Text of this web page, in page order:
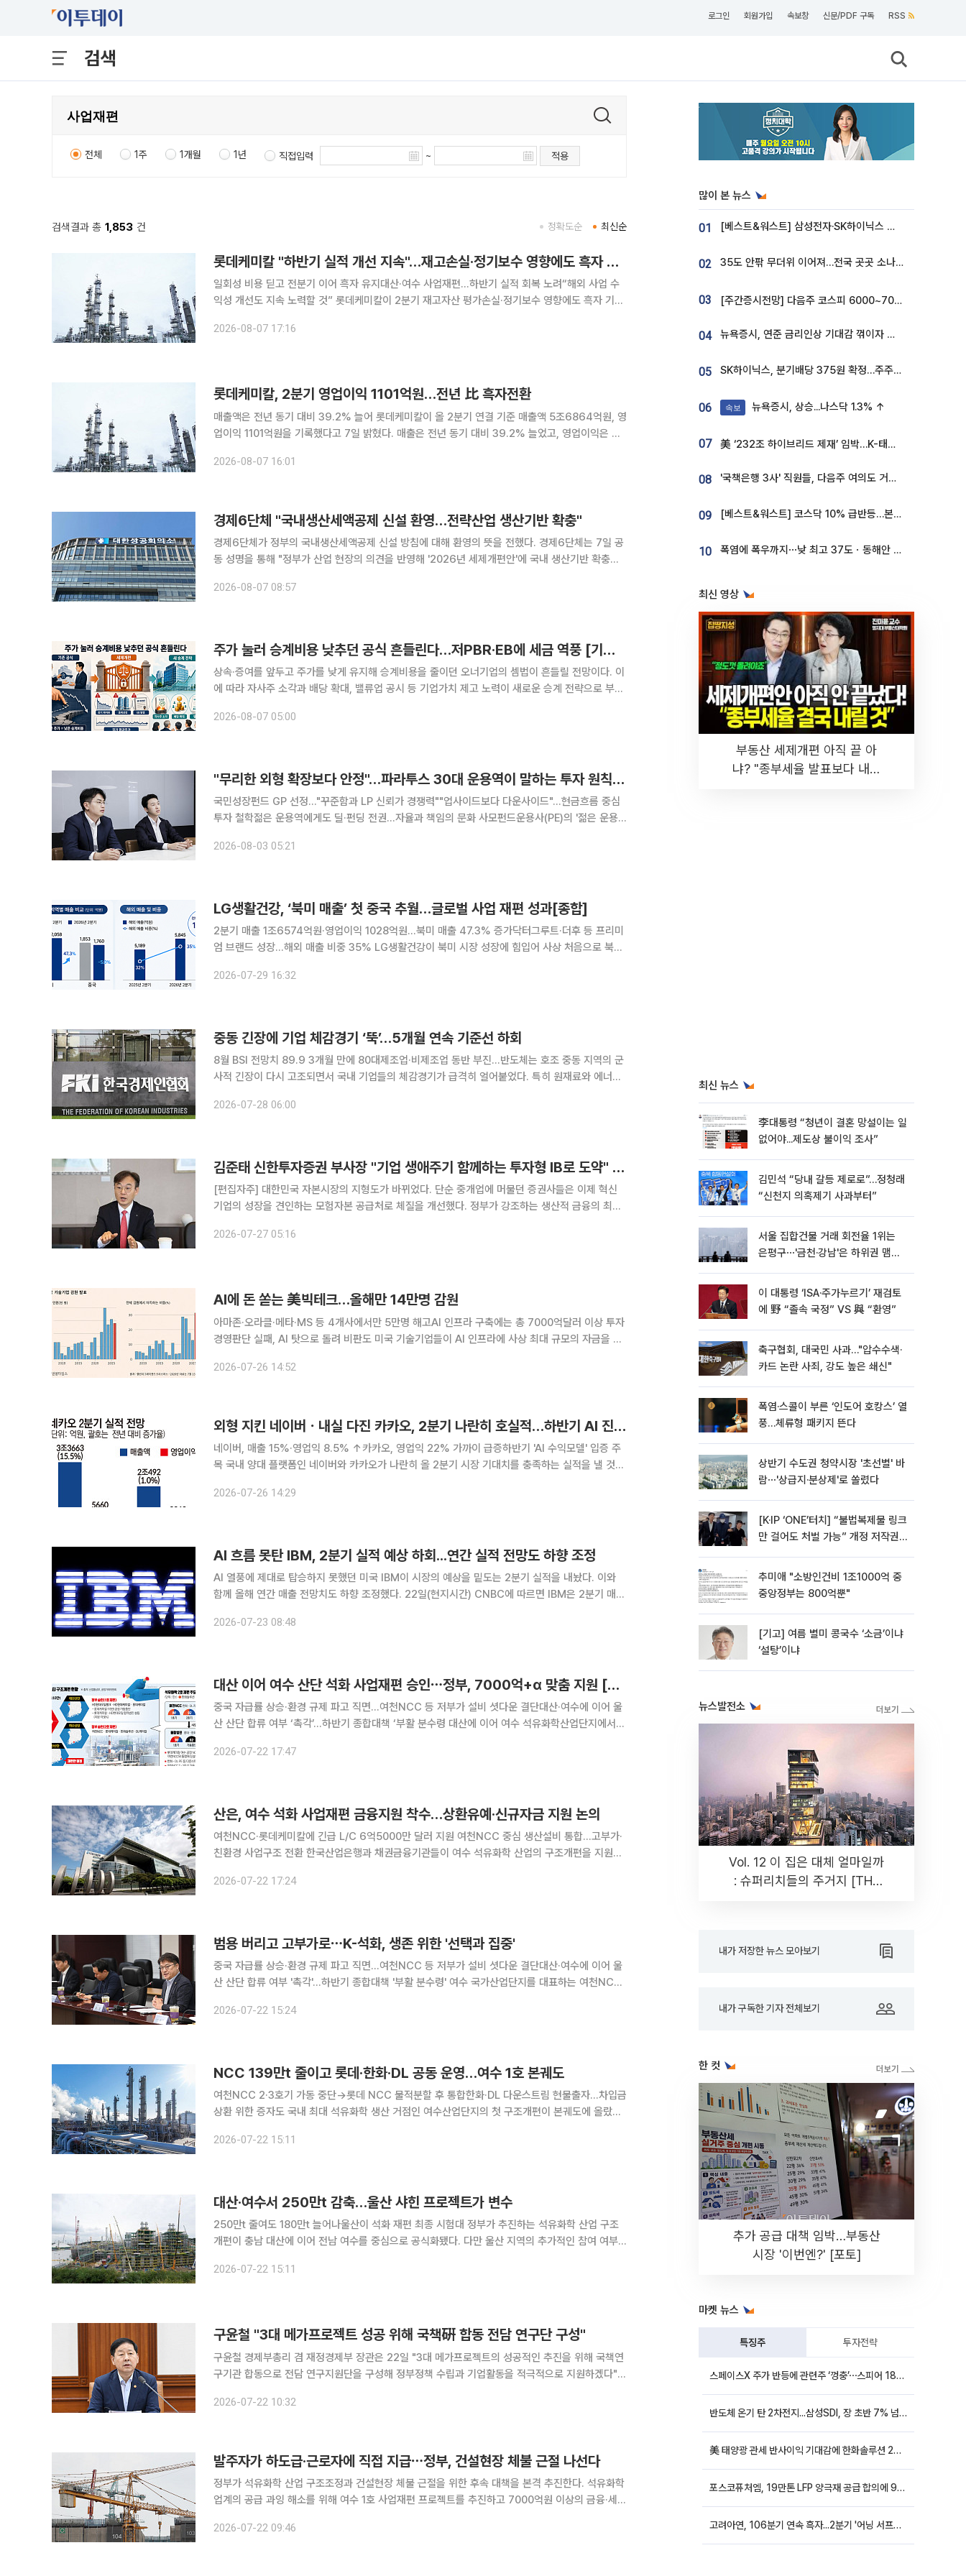
로그인 회원가입 속보창 신문/PDF 구독 RSS
검색
전체 1주 1개월 1년 직접입력 ~ 적용
검색결과 총 1,853 건 최신순
정확도순
롯데케미칼 "하반기 실적 개선 지속"…재고손실·정기보수 영향에도 흑자 유지
일회성 비용 딛고 전분기 이어 흑자 유지대산·여수 사업재편…하반기 실적 회복 노려“해외 사업 수
익성 개선도 지속 노력할 것” 롯데케미칼이 2분기 재고자산 평가손실·정기보수 영향에도 흑자 기조
도를 낼 방침이다. 7일 롯데케미칼은 올 2분기 연결 기준 매출 5
2026-08-07 17:16
롯데케미칼, 2분기 영업이익 1101억원…전년 比 흑자전환
매출액은 전년 동기 대비 39.2% 늘어 롯데케미칼이 올 2분기 연결 기준 매출액 5조6864억원, 영
업이익 1101억원을 기록했다고 7일 밝혔다. 매출은 전년 동기 대비 39.2% 늘었고, 영업이익은 흑
이슈로 인한 글로벌 공급망 불확실성이 지속됐음에도
2026-08-07 16:01
경제6단체 "국내생산세액공제 신설 환영…전략산업 생산기반 확충"
경제6단체가 정부의 국내생산세액공제 신설 방침에 대해 환영의 뜻을 전했다. 경제6단체는 7일 공
동 성명을 통해 "정부가 산업 현장의 의견을 반영해 '2026년 세제개편안'에 국내 생산기반 확충을
생산기반을 자국에 유치하기 위해 경쟁하는 상황에서 세제지원 범위를
2026-08-07 08:57
주가 눌러 승계비용 낮추던 공식 흔들린다…저PBR·EB에 세금 역풍 [기업승계 대전환]
상속·증여를 앞두고 주가를 낮게 유지해 승계비용을 줄이던 오너기업의 셈법이 흔들릴 전망이다. 이
에 따라 자사주 소각과 배당 확대, 밸류업 공시 등 기업가치 제고 노력이 새로운 승계 전략으로 부상
과 중복상장·교환사채(EB) 발행 후 주가가 급락한 기업의 상장주
2026-08-07 05:00
"무리한 외형 확장보다 안정"…파라투스 30대 운용역이 말하는 투자 원칙 [PE의 젊은 피]
국민성장펀드 GP 선정…"꾸준함과 LP 신뢰가 경쟁력""업사이드보다 다운사이드"…현금흐름 중심
투자 철학젊은 운용역에게도 딜·펀딩 전권…자율과 책임의 문화 사모펀드운용사(PE)의 '젊은 운용
주도하는 사례가 늘고 있다. 최근 국민성장펀드 위탁운용사(GP)
2026-08-03 05:21
LG생활건강, ‘북미 매출’ 첫 중국 추월…글로벌 사업 재편 성과[종합]
2분기 매출 1조6574억원·영업이익 1028억원…북미 매출 47.3% 증가닥터그루트·더후 등 프리미
엄 브랜드 성장…해외 매출 비중 35% LG생활건강이 북미 시장 성장에 힘입어 사상 처음으로 북미
2026-07-29 16:32
중동 긴장에 기업 체감경기 ‘뚝’…5개월 연속 기준선 하회
8월 BSI 전망치 89.9 3개월 만에 80대제조업·비제조업 동반 부진…반도체는 호조 중동 지역의 군
사적 긴장이 다시 고조되면서 국내 기업들의 체감경기가 급격히 얼어붙었다. 특히 원재료와 에너지
2026-07-28 06:00
김준태 신한투자증권 부사장 "기업 생애주기 함께하는 투자형 IB로 도약" [커버리지, 기업을 잡는 손]⑨
[편집자주] 대한민국 자본시장의 지형도가 바뀌었다. 단순 중개업에 머물던 증권사들은 이제 혁신
기업의 성장을 견인하는 모험자본 공급처로 체질을 개선했다. 정부가 강조하는 생산적 금융의 최전
잡는 손' 기획을 통해 주요 증권사들의 IB 수장들을 만나, IB 강
2026-07-27 05:16
AI에 돈 쏟는 美빅테크…올해만 14만명 감원
아마존·오라클·메타·MS 등 4개사에서만 5만명 해고AI 인프라 구축에는 총 7000억달러 이상 투자
경영판단 실패, AI 탓으로 돌려 비판도 미국 기술기업들이 AI 인프라에 사상 최대 규모의 자금을 투
는 기대와 달리 빅테크가 인건비를 줄여 데이터센터 투자
2026-07-26 14:52
외형 지킨 네이버ㆍ내실 다진 카카오, 2분기 나란히 호실적…하반기 AI 진검승부
네이버, 매출 15%·영업익 8.5% ↑카카오, 영업익 22% 가까이 급증하반기 'AI 수익모델' 입증 주
목 국내 양대 플랫폼인 네이버와 카카오가 나란히 올 2분기 시장 기대치를 충족하는 실적을 낼 것으
카카오는 비용 효율화로 이익 체력을 다지며 나란히 역대급
2026-07-26 14:29
AI 흐름 못탄 IBM, 2분기 실적 예상 하회...연간 실적 전망도 하향 조정
AI 열풍에 제대로 탑승하지 못했던 미국 IBM이 시장의 예상을 밑도는 2분기 실적을 내놨다. 이와
함께 올해 연간 매출 전망치도 하향 조정했다. 22일(현지시간) CNBC에 따르면 IBM은 2분기 매출
LSEG가 집계한 시장전망치 175억8000만 달러를 밑
2026-07-23 08:48
대산 이어 여수 산단 석화 사업재편 승인⋯정부, 7000억+α 맞춤 지원 [종합]
중국 자급률 상승·환경 규제 파고 직면…여천NCC 등 저부가 설비 셧다운 결단대산·여수에 이어 울
산 산단 합류 여부 ‘촉각’…하반기 종합대책 ‘부활 분수령 대산에 이어 여수 석유화학산업단지에서도
원 규모의 자구안을 시행하고, 정부도 7000억원이 넘는 지원에 나
2026-07-22 17:47
산은, 여수 석화 사업재편 금융지원 착수…상환유예·신규자금 지원 논의
여천NCC·롯데케미칼에 긴급 L/C 6억5000만 달러 지원 여천NCC 중심 생산설비 통합…고부가·
친환경 사업구조 전환 한국산업은행과 채권금융기관들이 여수 석유화학 산업의 구조개편을 지원하
록 여천NCC와 롯데케미칼에 총 6억5000만 달러 규모의 긴급 수입신용장
2026-07-22 17:24
범용 버리고 고부가로⋯K-석화, 생존 위한 '선택과 집중'
중국 자급률 상승·환경 규제 파고 직면…여천NCC 등 저부가 설비 셧다운 결단대산·여수에 이어 울
산 산단 합류 여부 '촉각'…하반기 종합대책 '부활 분수령' 여수 국가산업단지를 대표하는 여천NCC·
편’은 벼랑 끝에 내몰린 한국 석화 산업의 생존을 위한 절박한
2026-07-22 15:24
NCC 139만t 줄이고 롯데·한화·DL 공동 운영…여수 1호 본궤도
여천NCC 2·3호기 가동 중단→롯데 NCC 물적분할 후 통합한화·DL 다운스트림 현물출자…차입금
상환 위한 증자도 국내 최대 석유화학 생산 거점인 여수산업단지의 첫 구조개편이 본궤도에 올랐다.
화솔루션과 DL케미칼은 다운스트림 사업을 현물출자해 3사가 균등
2026-07-22 15:11
대산·여수서 250만t 감축…울산 샤힌 프로젝트가 변수
250만t 줄여도 180만t 늘어나울산이 석화 재편 최종 시험대 정부가 추진하는 석유화학 산업 구조
개편이 충남 대산에 이어 전남 여수를 중심으로 공식화됐다. 다만 울산 지역의 추가적인 참여 여부
을 중심으로 추진되는 ‘여수 1호’ 사업재편을 승인했다. 앞
2026-07-22 15:11
구윤철 "3대 메가프로젝트 성공 위해 국책硏 합동 전담 연구단 구성"
구윤철 경제부총리 겸 재정경제부 장관은 22일 "3대 메가프로젝트의 성공적인 추진을 위해 국책연
구기관 합동으로 전담 연구지원단을 구성해 정부정책 수립과 기업활동을 적극적으로 지원하겠다"고
2026-07-22 10:32
발주자가 하도급·근로자에 직접 지급⋯정부, 건설현장 체불 근절 나선다
정부가 석유화학 산업 구조조정과 건설현장 체불 근절을 위한 후속 대책을 본격 추진한다. 석유화학
업계의 공급 과잉 해소를 위해 여수 1호 사업재편 프로젝트를 추진하고 7000억원 이상의 금융·세제
차세대 전자대금지급시스템을 구축하기로 했다. 또 3대 메가프로젝트를
2026-07-22 09:46
많이 본 뉴스
01 [베스트&워스트] 삼성전자·SK하이닉스 밀린 한 주…상상인증권은 85% 급등
02 35도 안팎 무더위 이어져…전국 곳곳 소나기 [오늘 날씨]
03 [주간증시전망] 다음주 코스피 6000~7000⋯“外人 수급은 정책이 변수”
04 뉴욕증시, 연준 금리인상 기대감 꺾이자 상승...S&P500 사상 최고치 [종합]
05 SK하이닉스, 분기배당 375원 확정…주주환원책 9월로 앞당겨 발표
06 속보 뉴욕증시, 상승...나스닥 1.3% ↑
07 美 ‘232조 하이브리드 제재’ 임박…K-태양광, 불확실성 털고 날개 다나
08 '국책은행 3사' 직원들, 다음주 여의도 거리 나서는 까닭은
09 [베스트&워스트] 코스닥 10% 급반등…본느, 최대주주 변경 기대에 270% 폭등
10 폭염에 폭우까지⋯낮 최고 37도ㆍ동해안 강한 비 [날씨]
최신 영상
부동산 세제개편 아직 끝 아
냐? "종부세율 발표보다 내릴
최신 뉴스
李대통령 “청년이 결혼 망설이는 일
없어야...제도상 불이익 조사”
김민석 “당내 갈등 제로로”…정청래
“신천지 의혹제기 사과부터”
서울 집합건물 거래 회전율 1위는
은평구⋯'금천·강남'은 하위권 맴돌
이 대통령 ‘ISA·주가누르기’ 재검토
에 野 “졸속 국정” VS 與 “환영”
축구협회, 대국민 사과…"압수수색·
카드 논란 사죄, 강도 높은 쇄신"
폭염·스콜이 부른 ‘인도어 호캉스’ 열
풍…체류형 패키지 뜬다
상반기 수도권 청약시장 '초선별' 바
람⋯'상급지·분상제'로 쏠렸다
[K·IP ‘ONE’터치] “불법복제물 링크
만 걸어도 처벌 가능” 개정 저작권
추미애 "소방인건비 1조1000억 중
중앙정부는 800억뿐"
[기고] 여름 별미 콩국수 ‘소금’이냐
‘설탕’이냐
뉴스발전소
Vol. 12 이 집은 대체 얼마일까
: 슈퍼리치들의 주거지 [THE
내가 저장한 뉴스 모아보기
내가 구독한 기자 전체보기
한 컷
추가 공급 대책 임박…부동산
시장 '이번엔?' [포토]
마켓 뉴스
특징주 투자전략
스페이스X 주가 반등에 관련주 ‘껑충’⋯스피어 18%ㆍ에이치브이엠 12%↑
반도체 온기 탄 2차전지...삼성SDI, 장 초반 7% 넘게 껑충
美 태양광 관세 반사이익 기대감에 한화솔루션 20%대·OCI홀딩스 14%대 급등
포스코퓨처엠, 19만톤 LFP 양극재 공급 합의에 9%대 강세
고려아연, 106분기 연속 흑자...2분기 '어닝 서프라이즈'에 장 초반 12%대 강세